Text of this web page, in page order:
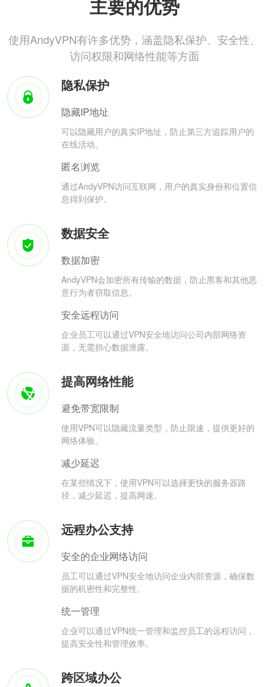
主要的优势
使用AndyVPN有许多优势，涵盖隐私保护、安全性、
访问权限和网络性能等方面
隐私保护
隐藏IP地址
可以隐藏用户的真实IP地址，防止第三方追踪用户的
在线活动。
匿名浏览
通过AndyVPN访问互联网，用户的真实身份和位置信
息得到保护。
数据安全
数据加密
AndyVPN会加密所有传输的数据，防止黑客和其他恶
意行为者窃取信息。
安全远程访问
企业员工可以通过VPN安全地访问公司内部网络资
源，无需担心数据泄露。
提高网络性能
避免带宽限制
使用VPN可以隐藏流量类型，防止限速，提供更好的
网络体验。
减少延迟
在某些情况下，使用VPN可以选择更快的服务器路
径，减少延迟，提高网速。
远程办公支持
安全的企业网络访问
员工可以通过VPN安全地访问企业内部资源，确保数
据的机密性和完整性。
统一管理
企业可以通过VPN统一管理和监控员工的远程访问，
提高安全性和管理效率。
跨区域办公